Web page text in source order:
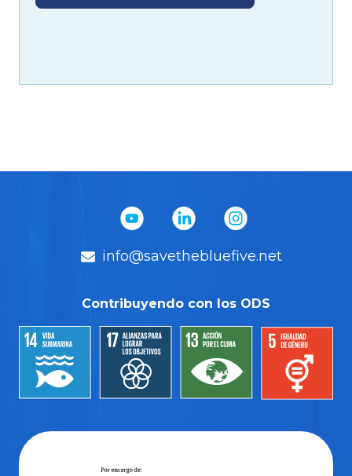
info@savethebluefive.net
Contribuyendo con los ODS